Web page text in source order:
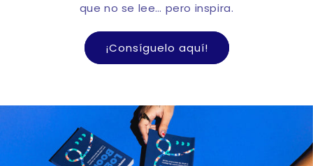
que no se lee… pero inspira.
¡Consíguelo aquí!